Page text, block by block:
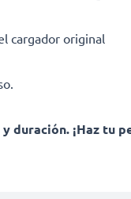
cargador original
duración. ¡Haz tu